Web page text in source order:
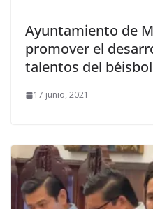
Ayuntamiento de
promover el
talentos del
17 junio, 2021